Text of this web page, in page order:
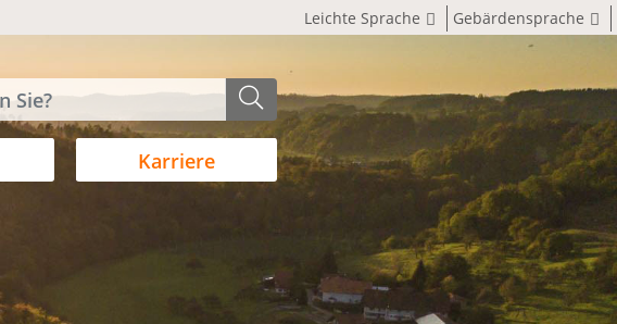
Leichte Sprache Gebärdensprache
Karriere